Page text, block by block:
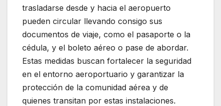
trasladarse desde y hacia el aeropuerto
pueden circular llevando consigo sus
documentos de viaje, como el pasaporte o la
cédula, y el boleto aéreo o pase de abordar.
Estas medidas buscan fortalecer la seguridad
en el entorno aeroportuario y garantizar la
protección de la comunidad aérea y de
quienes transitan por estas instalaciones.